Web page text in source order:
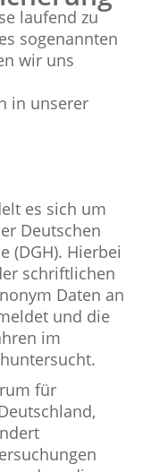
laufend zu
sogenannten
wir uns
in unserer
es sich um
Deutschen
(DGH). Hierbei
schriftlichen
Daten an
und die
im
für